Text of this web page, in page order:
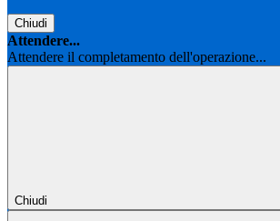
Chiudi
Attendere...
Attendere il completamento dell'operazione...
Chiudi